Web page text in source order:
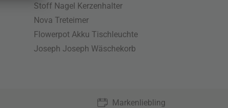
Stoff Nagel Kerzenhalter
Nova Treteimer
Flowerpot Akku Tischleuchte
Joseph Joseph Wäschekorb
Markenliebling